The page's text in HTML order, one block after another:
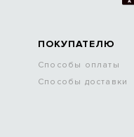
ПОКУПАТЕЛЮ
Способы оплаты
Способы доставки